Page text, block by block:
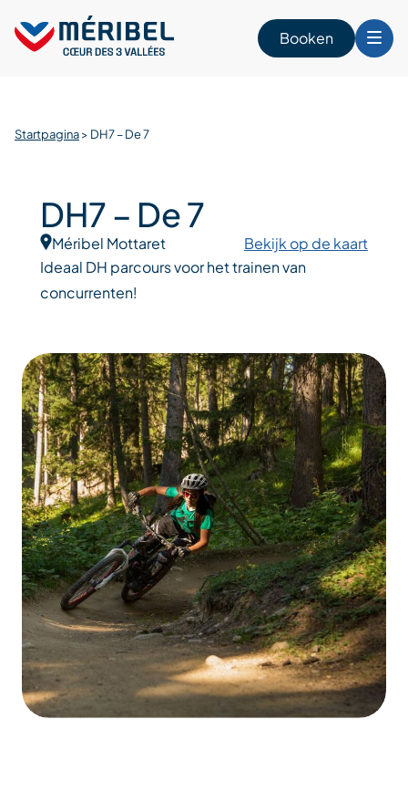
content
Booken
Startpagina> DH7 – De 7
DH7 – De 7
Méribel Mottaret
Bekijk op de kaart
Ideaal DH parcours voor het trainen van
concurrenten!